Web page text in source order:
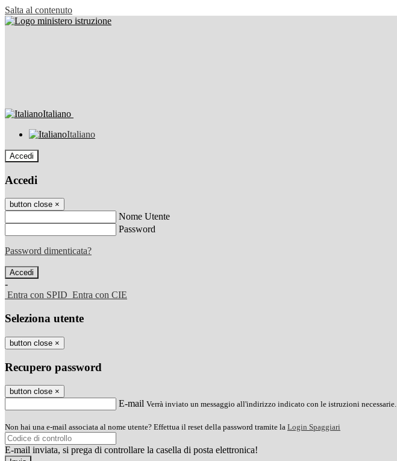
Salta al contenuto
Italiano
Italiano
Accedi
Accedi
button close ×
Nome Utente
Password
Password dimenticata?
-
Entra con SPID Entra con CIE
Seleziona utente
button close ×
Recupero password
button close ×
E-mail Verrà inviato un messaggio all'indirizzo indicato con le istruzioni necessarie.
Non hai una e-mail associata al nome utente? Effettua il reset della password tramite la Login Spaggiari
E-mail inviata, si prega di controllare la casella di posta elettronica!